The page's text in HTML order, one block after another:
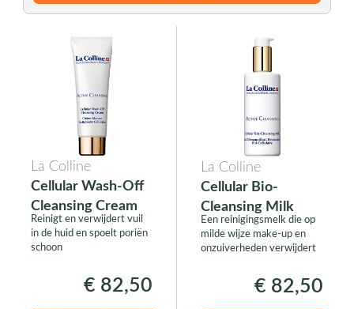
La Colline
Cellular Wash-Off
Cleansing Cream
Reinigt en verwijdert vuil
in de huid en spoelt poriën
schoon
€ 82,50
La Colline
Cellular Bio-
Cleansing Milk
Een reinigingsmelk die op
milde wijze make-up en
onzuiverheden verwijdert
€ 82,50